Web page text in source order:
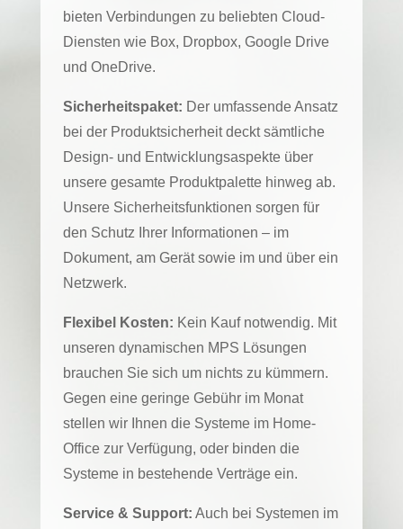
bieten Verbindungen zu beliebten Cloud-
Diensten wie Box, Dropbox, Google Drive
und OneDrive.
Sicherheitspaket: Der umfassende Ansatz
bei der Produktsicherheit deckt sämtliche
Design- und Entwicklungsaspekte über
unsere gesamte Produktpalette hinweg ab.
Unsere Sicherheitsfunktionen sorgen für
den Schutz Ihrer Informationen – im
Dokument, am Gerät sowie im und über ein
Netzwerk.
Flexibel Kosten: Kein Kauf notwendig. Mit
unseren dynamischen MPS Lösungen
brauchen Sie sich um nichts zu kümmern.
Gegen eine geringe Gebühr im Monat
stellen wir Ihnen die Systeme im Home-
Office zur Verfügung, oder binden die
Systeme in bestehende Verträge ein.
Service & Support: Auch bei Systemen im